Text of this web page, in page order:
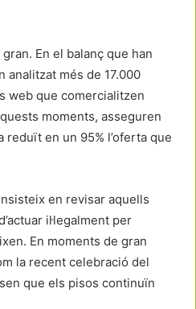
En el balanç que han
analitzat més de 17.000
web que comercialitzen
moments, asseguren
reduït en un 95% l’oferta que
en revisar aquells
il·legalment per
En moments de gran
la recent celebració del
que els pisos continuïn